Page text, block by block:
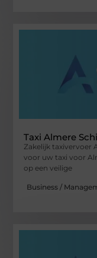
Taxi Almere
Zakelijk taxivervoer
voor uw taxi voor
op een veilige
Business /